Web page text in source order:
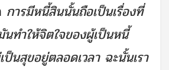
การมีหนี้สินนั้นถือเป็นเรื่องที่
นทำให้จิตใจของผู้เป็นหนี้
ป็นสุขอยู่ตลอดเวลา ฉะนั้นเรา